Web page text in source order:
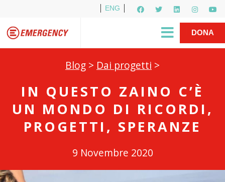
ENG
R1PUD1A
DONA
Blog > Dai progetti >
IN QUESTO ZAINO C’È
UN MONDO DI RICORDI,
PROGETTI, SPERANZE
9 Novembre 2020